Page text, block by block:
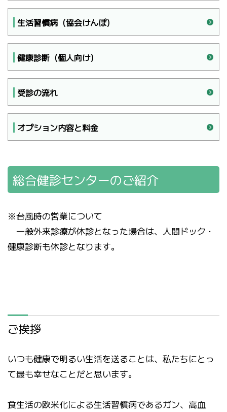
生活習慣病（協会けんぽ）
健康診断（個人向け）
受診の流れ
オプション内容と料金
総合健診センターのご紹介
※台風時の営業について
一般外来診療が休診となった場合は、人間ドック・
健康診断も休診となります。
ご挨拶
いつも健康で明るい生活を送ることは、私たちにとっ
て最も幸せなことだと思います。
食生活の欧米化による生活習慣病であるガン、高血